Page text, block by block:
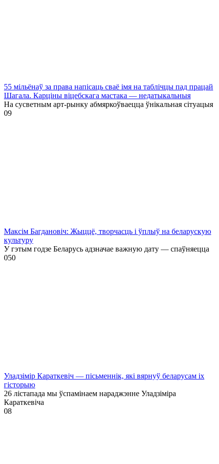
55 мільёнаў за права напісаць сваё імя на таблічцы пад працай
Шагала. Карціны віцебскага мастака — недатыкальныя
На сусветным арт-рынку абмяркоўваецца ўнікальная сітуацыя
09
Максім Багдановіч: Жыццё, творчасць і ўплыў на беларускую
культуру
У гэтым годзе Беларусь адзначае важную дату — спаўняецца
050
Уладзімір Караткевіч — пісьменнік, які вярнуў беларусам іх
гісторыю
26 лістапада мы ўспамінаем нараджэнне Уладзіміра
Караткевіча
08